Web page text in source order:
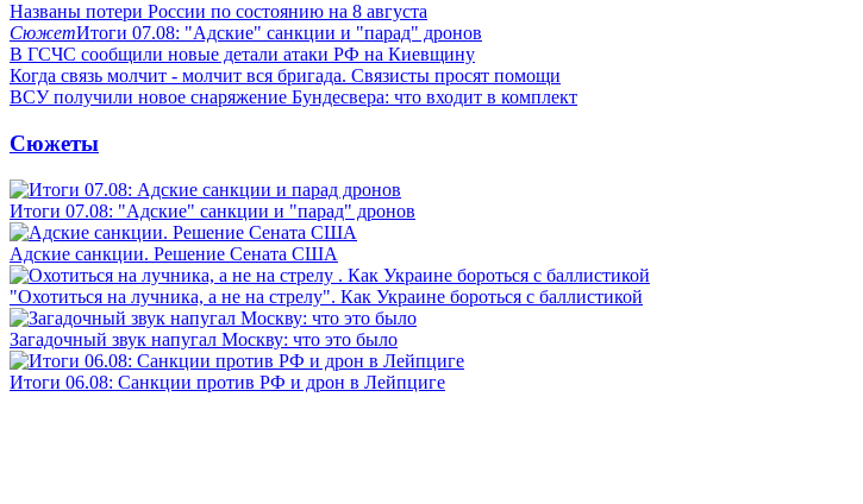
Названы потери России по состоянию на 8 августа
СюжетИтоги 07.08: "Адские" санкции и "парад" дронов
В ГСЧС сообщили новые детали атаки РФ на Киевщину
Когда связь молчит - молчит вся бригада. Связисты просят помощи
ВСУ получили новое снаряжение Бундесвера: что входит в комплект
Сюжеты
Итоги 07.08: "Адские" санкции и "парад" дронов
Адские санкции. Решение Сената США
"Охотиться на лучника, а не на стрелу". Как Украине бороться с баллистикой
Загадочный звук напугал Москву: что это было
Итоги 06.08: Санкции против РФ и дрон в Лейпциге